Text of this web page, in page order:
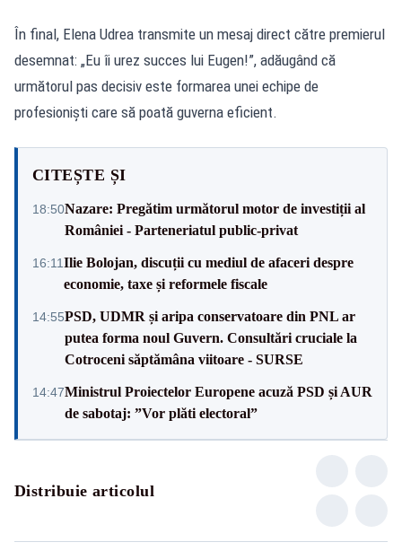
În final, Elena Udrea transmite un mesaj direct către premierul
desemnat: „Eu îi urez succes lui Eugen!”, adăugând că
următorul pas decisiv este formarea unei echipe de
profesioniști care să poată guverna eficient.
CITEȘTE ȘI
18:50Nazare: Pregătim următorul motor de investiții al
României - Parteneriatul public-privat
16:11Ilie Bolojan, discuții cu mediul de afaceri despre
economie, taxe și reformele fiscale
14:55PSD, UDMR și aripa conservatoare din PNL ar
putea forma noul Guvern. Consultări cruciale la
Cotroceni săptămâna viitoare - SURSE
14:47Ministrul Proiectelor Europene acuză PSD și AUR
de sabotaj: ”Vor plăti electoral”
Distribuie articolul